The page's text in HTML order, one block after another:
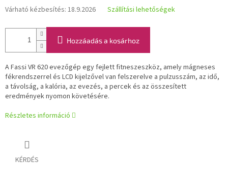
Várható kézbesítés: 18.9.2026 Szállítási lehetőségek
Hozzáadás a kosárhoz
A Fassi VR 620 evezőgép egy fejlett fitneszeszköz, amely mágneses
fékrendszerrel és LCD kijelzővel van felszerelve a pulzusszám, az idő,
a távolság, a kalória, az evezés, a percek és az összesített
eredmények nyomon követésére.
Részletes információ
KÉRDÉS